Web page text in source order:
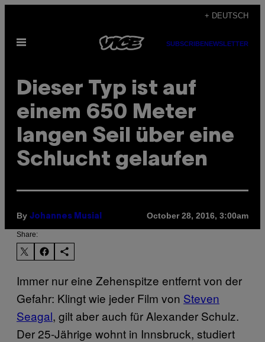
content
+ DEUTSCH
Open
SUBSCRIBENEWSLETTER
Dieser Typ ist auf
einem 650 Meter
langen Seil über eine
Schlucht gelaufen
By Johannes Musial October 28, 2016, 3:00am
Share:
Immer nur eine Zehenspitze entfernt von der
Gefahr: Klingt wie jeder Film von Steven
Seagal, gilt aber auch für Alexander Schulz.
Der 25-Jährige wohnt in Innsbruck, studiert